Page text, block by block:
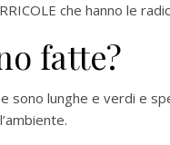
che hanno le
fatte?
sono lunghe e verdi e